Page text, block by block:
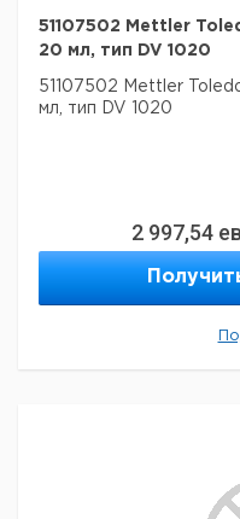
51107502 Mettler
20 мл, тип DV 1020
51107502 Mettler
мл, тип DV 1020
2 997,54